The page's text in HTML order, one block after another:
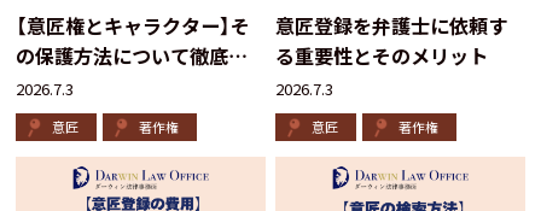
【意匠権とキャラクター】そ
の保護方法について徹底解
説
2026.7.3
意匠 著作権
意匠登録を弁護士に依頼す
る重要性とそのメリット
2026.7.3
意匠 著作権